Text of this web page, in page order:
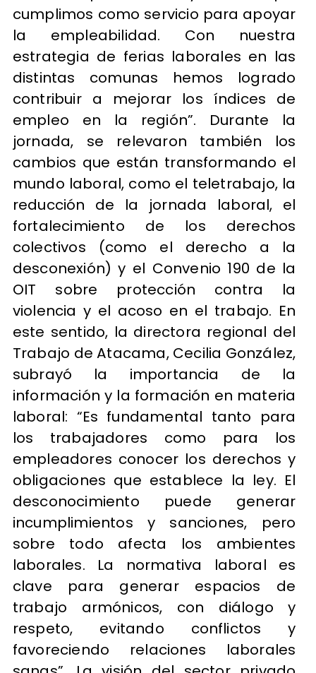
cumplimos como servicio para apoyar
la empleabilidad. Con nuestra
estrategia de ferias laborales en las
distintas comunas hemos logrado
contribuir a mejorar los índices de
empleo en la región”. Durante la
jornada, se relevaron también los
cambios que están transformando el
mundo laboral, como el teletrabajo, la
reducción de la jornada laboral, el
fortalecimiento de los derechos
colectivos (como el derecho a la
desconexión) y el Convenio 190 de la
OIT sobre protección contra la
violencia y el acoso en el trabajo. En
este sentido, la directora regional del
Trabajo de Atacama, Cecilia González,
subrayó la importancia de la
información y la formación en materia
laboral: “Es fundamental tanto para
los trabajadores como para los
empleadores conocer los derechos y
obligaciones que establece la ley. El
desconocimiento puede generar
incumplimientos y sanciones, pero
sobre todo afecta los ambientes
laborales. La normativa laboral es
clave para generar espacios de
trabajo armónicos, con diálogo y
respeto, evitando conflictos y
favoreciendo relaciones laborales